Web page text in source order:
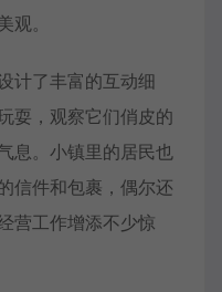
观。
计了丰富的互动细
耍，观察它们俏皮的
息。小镇里的居民也
信件和包裹，偶尔还
营工作增添不少惊